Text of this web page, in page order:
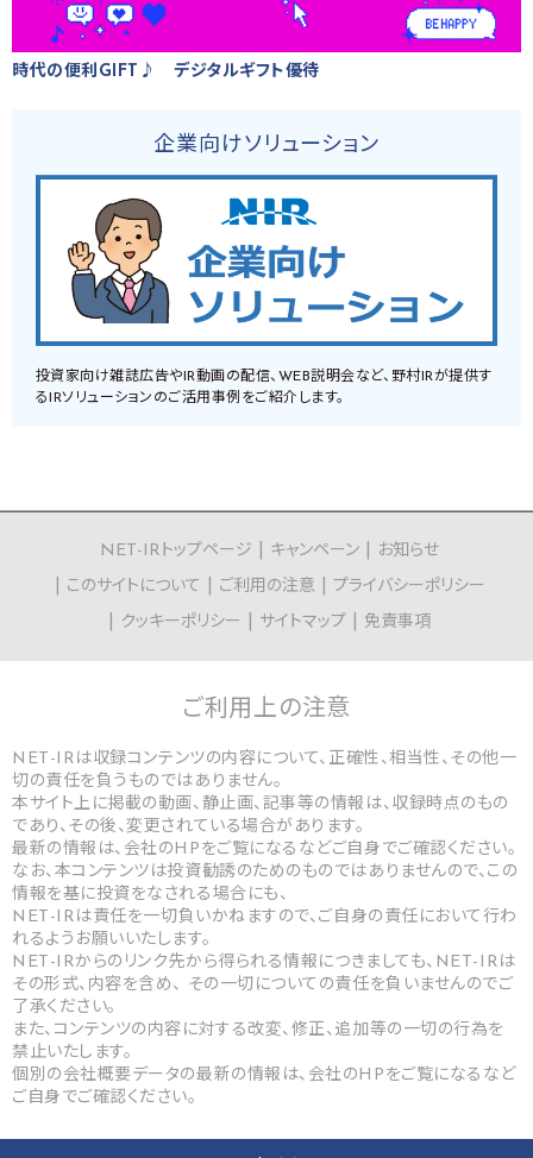
時代の便利GIFT♪ デジタルギフト優待
企業向けソリューション
投資家向け雑誌広告やIR動画の配信、WEB説明会など、野村IRが提供す
るIRソリューションのご活用事例をご紹介します。
NET-IRトップページ キャンペーン
お知らせ
このサイトについて
ご利用の注意
プライバシーポリシー
クッキーポリシー
サイトマップ 免責事項
ご利用上の注意
NET-IRは収録コンテンツの内容について、正確性、相当性、その他一
切の責任を負うものではありません。
本サイト上に掲載の動画、静止画、記事等の情報は、収録時点のもの
であり、その後、変更されている場合があります。
最新の情報は、会社のHPをご覧になるなどご自身でご確認ください。
なお、本コンテンツは投資勧誘のためのものではありませんので、この
情報を基に投資をなされる場合にも、
NET-IRは責任を一切負いかねますので、ご自身の責任において行わ
れるようお願いいたします。
NET-IRからのリンク先から得られる情報につきましても、NET-IRは
その形式、内容を含め、 その一切についての責任を負いませんのでご
了承ください。
また、コンテンツの内容に対する改変、修正、追加等の一切の行為を
禁止いたします。
個別の会社概要データの最新の情報は、会社のHPをご覧になるなど
ご自身でご確認ください。